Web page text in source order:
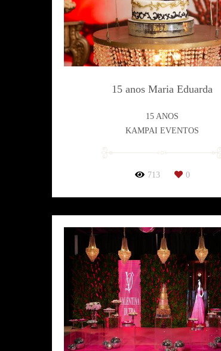
15 anos Maria Eduarda
15 ANOS
KAMPAI EVENTOS
713 0